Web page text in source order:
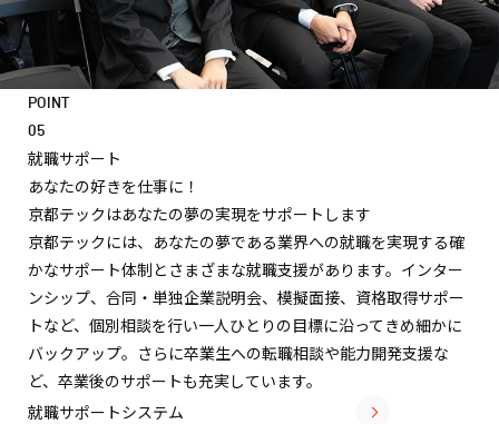
POINT
05
就職サポート
あなたの好きを仕事に！
京都テックはあなたの夢の実現をサポートします
京都テックには、あなたの夢である業界への就職を実現する確
かなサポート体制とさまざまな就職支援があります。インター
ンシップ、合同・単独企業説明会、模擬面接、資格取得サポー
トなど、個別相談を行い一人ひとりの目標に沿ってきめ細かに
バックアップ。さらに卒業生への転職相談や能力開発支援な
ど、卒業後のサポートも充実しています。
就職サポートシステム